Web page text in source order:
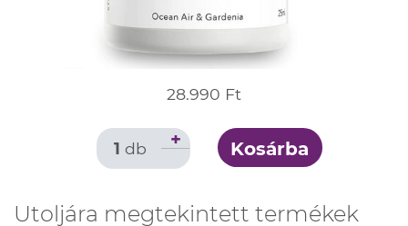
28.990 Ft
1 db + Kosárba
Utoljára megtekintett termékek